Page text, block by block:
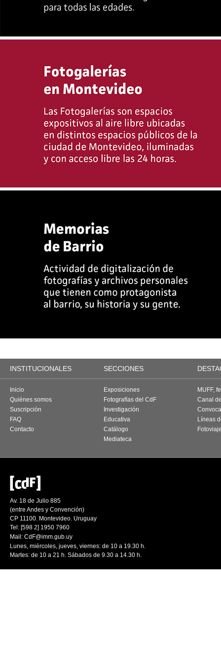
INSTITUCIONALES SECCIONES
Inicio
Quiénes somos
Suscripción
FAQ
Contacto
Exposiciones
Fotografías del CdF
Investigación
Educativa
Catálogo
Mediateca
MUFF,
Canal
Líneas
Av. 18 de Julio 885
(entre Andes y Convención)
CP 11100. Montevideo. Uruguay
Tel: [598 2] 1950 7960
Mail: CdF@imm.gub.uy
Lunes, miércoles, jueves, viernes: de 10 a 19.30 h.
Martes: de 10 a 21 h. Sábados de 9.30 a 14.30 h.